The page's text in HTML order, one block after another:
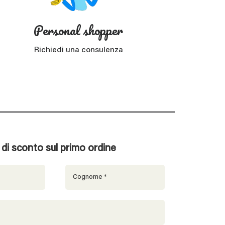
Personal shopper
Richiedi una consulenza
di sconto sul primo ordine